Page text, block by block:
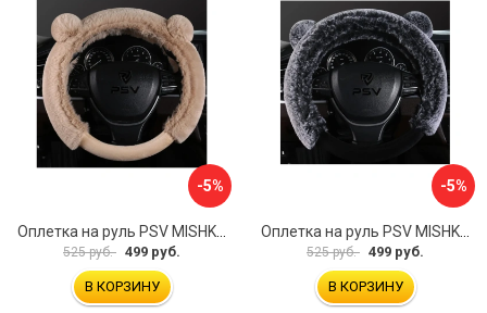
-5%
Оплетка на руль PSV MISHKA Premium 136099
525 руб. 499 руб.
В КОРЗИНУ
-5%
Оплетка на руль PSV MISHKA Premium 136095
525 руб. 499 руб.
В КОРЗИНУ